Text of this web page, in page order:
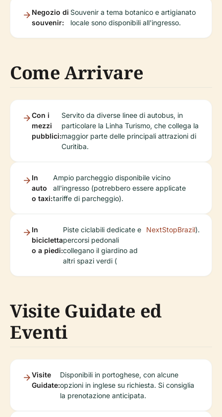
Negozio di
souvenir:
Souvenir a tema botanico e artigianato
locale sono disponibili all'ingresso.
Come Arrivare
Con i
mezzi
pubblici:
Servito da diverse linee di autobus, in
particolare la Linha Turismo, che collega la
maggior parte delle principali attrazioni di
Curitiba.
In
auto
o taxi:
Ampio parcheggio disponibile vicino
all'ingresso (potrebbero essere applicate
tariffe di parcheggio).
In
bicicletta
o a piedi:
Piste ciclabili dedicate e
percorsi pedonali
collegano il giardino ad
altri spazi verdi (
NextStopBrazil).
Visite Guidate ed
Eventi
Visite
Guidate:
Disponibili in portoghese, con alcune
opzioni in inglese su richiesta. Si consiglia
la prenotazione anticipata.